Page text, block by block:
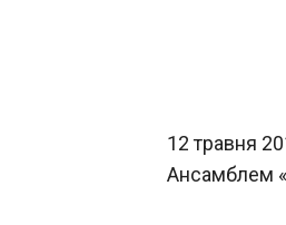
12 травня
Ансамблем